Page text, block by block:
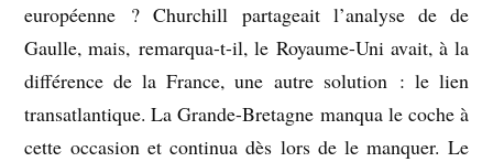
européenne ? Churchill partageait l’analyse de de
Gaulle, mais, remarqua-t-il, le Royaume-Uni avait, à la
différence de la France, une autre solution : le lien
transatlantique. La Grande-Bretagne manqua le coche à
cette occasion et continua dès lors de le manquer. Le